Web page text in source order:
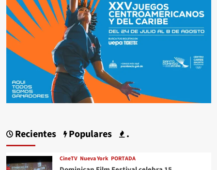
Recientes Populares .
CineTV Nueva York PORTADA